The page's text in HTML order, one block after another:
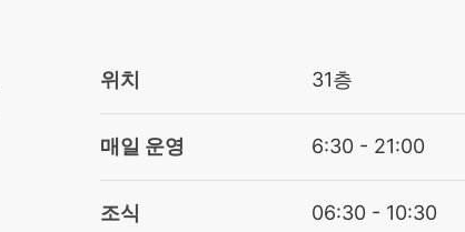
위치 31층
매일 운영 6:30 - 21:00
조식 06:30 - 10:30